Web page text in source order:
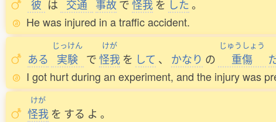
彼 は 交通 事故で怪我 を した。
He was injured in a traffic accident.
ある
じっけん
実験 で
けが
怪我 を して 、 かなり の
じゅうしょう
重傷
I got hurt during an experiment, and the injury was
けが
怪我 を する よ 。